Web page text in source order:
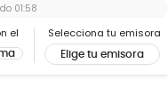
el Selecciona tu emisora
Elige tu emisora
01:58